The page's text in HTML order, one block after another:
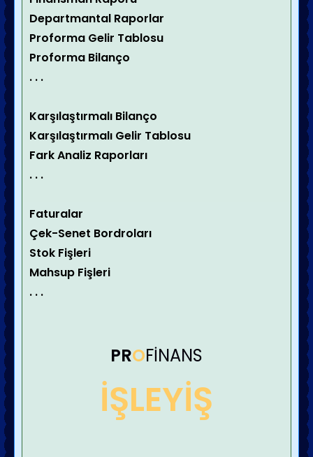
Departmantal Raporlar
Proforma Gelir Tablosu
Proforma Bilanço
. . .
Karşılaştırmalı Bilanço
Karşılaştırmalı Gelir Tablosu
Fark Analiz Raporları
. . .
Faturalar
Çek-Senet Bordroları
Stok Fişleri
Mahsup Fişleri
. . .
PROFİNANS
İŞLEYİŞ